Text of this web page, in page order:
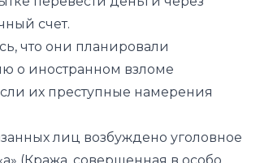
счет.
что они планировали
о иностранном взломе
их преступные намерения
лиц возбуждено уголовное